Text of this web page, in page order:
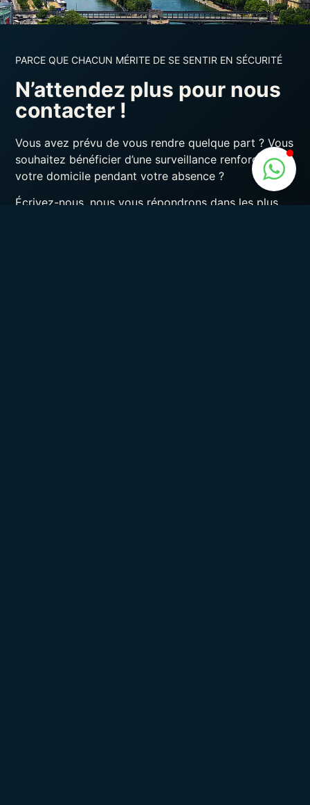
PARCE QUE CHACUN MÉRITE DE SE SENTIR EN SÉCURITÉ
N’attendez plus pour nous
contacter !
Vous avez prévu de vous rendre quelque part ? Vous
souhaitez bénéficier d’une surveillance renforcée de
votre domicile pendant votre absence ?
Écrivez-nous, nous vous répondrons dans les plus